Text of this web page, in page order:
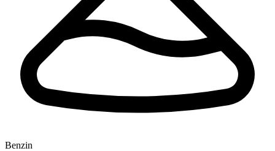
Benzin